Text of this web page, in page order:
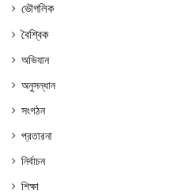
ভৌগলিক
বৈশ্বিক
অভিযান
অনুসন্ধান
সংগঠন
প্রতারনা
নির্বাচন
শিক্ষা